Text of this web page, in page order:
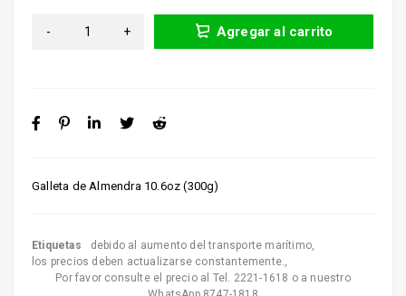
Galleta de Almendra 10.6oz (300g)
Agregar al carrito
Etiquetas debido al aumento del transporte marítimo,
los precios deben actualizarse constantemente.,
Por favor consulte el precio al Tel. 2221-1618 o a nuestro